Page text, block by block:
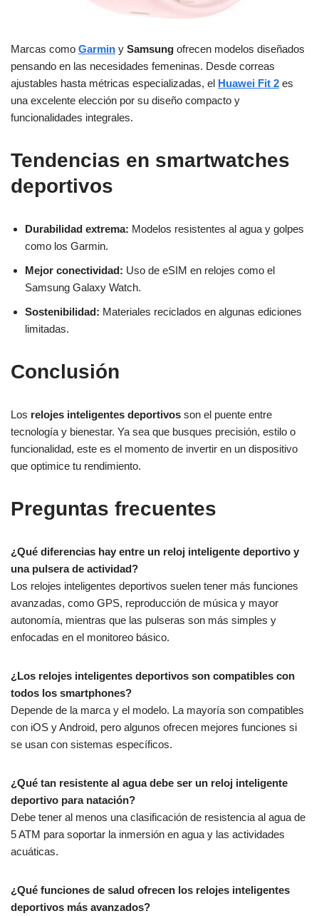
Marcas como Garmin y Samsung ofrecen modelos diseñados
pensando en las necesidades femeninas. Desde correas
ajustables hasta métricas especializadas, el Huawei Fit 2 es
una excelente elección por su diseño compacto y
funcionalidades integrales.
Tendencias en smartwatches
deportivos
Durabilidad extrema: Modelos resistentes al agua y golpes
como los Garmin.
Mejor conectividad: Uso de eSIM en relojes como el
Samsung Galaxy Watch.
Sostenibilidad: Materiales reciclados en algunas ediciones
limitadas.
Conclusión
Los relojes inteligentes deportivos son el puente entre
tecnología y bienestar. Ya sea que busques precisión, estilo o
funcionalidad, este es el momento de invertir en un dispositivo
que optimice tu rendimiento.
Preguntas frecuentes
¿Qué diferencias hay entre un reloj inteligente deportivo y
una pulsera de actividad?
Los relojes inteligentes deportivos suelen tener más funciones
avanzadas, como GPS, reproducción de música y mayor
autonomía, mientras que las pulseras son más simples y
enfocadas en el monitoreo básico.
¿Los relojes inteligentes deportivos son compatibles con
todos los smartphones?
Depende de la marca y el modelo. La mayoría son compatibles
con iOS y Android, pero algunos ofrecen mejores funciones si
se usan con sistemas específicos.
¿Qué tan resistente al agua debe ser un reloj inteligente
deportivo para natación?
Debe tener al menos una clasificación de resistencia al agua de
5 ATM para soportar la inmersión en agua y las actividades
acuáticas.
¿Qué funciones de salud ofrecen los relojes inteligentes
deportivos más avanzados?